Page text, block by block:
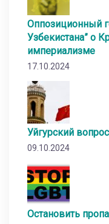
Оппозиционный
Узбекистана” о
империализме
17.10.2024
Уйгурский вопрос
09.10.2024
Остановить